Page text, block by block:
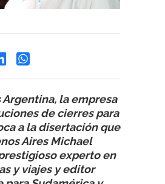
la empresa
de cierres para
a la disertación que
Aires Michael
experto en
y viajes y editor